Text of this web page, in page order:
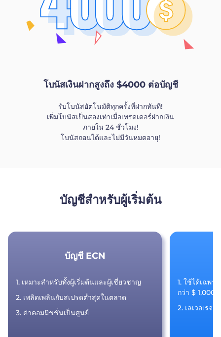
โบนัสเงินฝากสูงถึง $4000 ต่อบัญชี
รับโบนัสอัตโนมัติทุกครั้งที่ฝากทันที!
เพิ่มโบนัสเป็นสองเท่าเมื่อเทรดเดอร์ฝากเงิน
ภายใน 24 ชั่วโมง!
โบนัสถอนได้และไม่มีวันหมดอายุ!
บัญชีสำหรับผู้เริ่มต้น
บัญชี ECN
1. เหมาะสำหรับทั้งผู้เริ่มต้นและผู้เชี่ยวชาญ
2. เพลิดเพลินกับสเปรดต่ำสุดในตลาด
3. ค่าคอมมิชชั่นเป็นศูนย์
1. ใช้ได้เฉพา
กว่า $ 1,000
2. เลเวอเรจสู